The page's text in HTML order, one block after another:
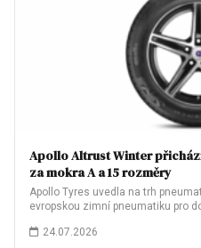
Apollo Altrust Winter
za mokra A a 15 rozměry
Apollo Tyres uvedla na trh
evropskou zimní pneumatiku pro
24.07.2026